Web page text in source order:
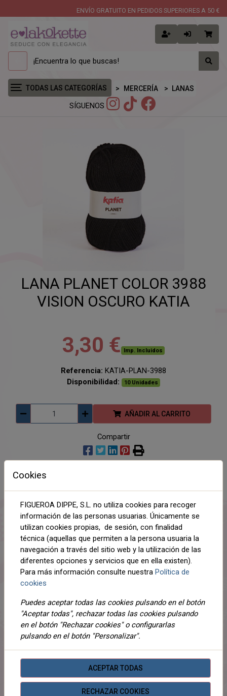
ENVÍO GRATUITO EN PEDIDOS SUPERIORES A 50 €
TODAS LAS CATEGORÍAS MERCERÍA LANAS
SÍGUENOS
LANA PLANET COLOR 3988
VISION OSCURO KATIA
3,30 € Imp. Incluidos
Referencia: KATIA-PLAN-3988
Disponibilidad:
10 Unidades
AÑADIR AL CARRITO
Compartir
DESCRIPCIÓN
DETALLES
ADJUNTOS
OPINIONES
Cada ovillo tiene 100 gramos y 200 metros. Este hilo es
de grosor medio, recomendamos usar agujas del 4,5-5.
Para realizar un jersey de mujer de manga larga talla 42
se necesitan 5 ovillos. Para la muestra 10x10 cm trabajar
16 puntos y 20 vueltas. Se puede lavar a máquina hasta
40ºC y no se puede secar en secadora.
Lana acrílica resistente y disponible en gran cantidad de
colores. Planet es un hilo básico para tejer todo tipo de
proyectos de otoño e invierno. Lana recomendada para
tejer gorros de punto, cálidas mantas para el hogar o
jerséis para mayores y niños.
Cookies
FIGUEROA DIPPE, S.L. no utiliza cookies para recoger
información de las personas usuarias. Únicamente se
utilizan cookies propias, de sesión, con finalidad
técnica (aquellas que permiten a la persona usuaria la
navegación a través del sitio web y la utilización de las
diferentes opciones y servicios que en ella existen).
Para más información consulte nuestra Política de
cookies
Puedes aceptar todas las cookies pulsando en el botón
"Aceptar todas", rechazar todas las cookies pulsando
en el botón "Rechazar cookies" o configurarlas
pulsando en el botón "Personalizar".
ACEPTAR TODAS
RECHAZAR COOKIES